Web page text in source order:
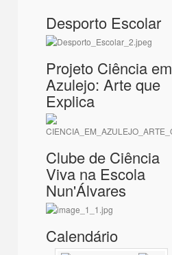
Desporto Escolar
Projeto Ciência em
Azulejo: Arte que
Explica
Clube de Ciência
Viva na Escola
Nun'Álvares
Calendário